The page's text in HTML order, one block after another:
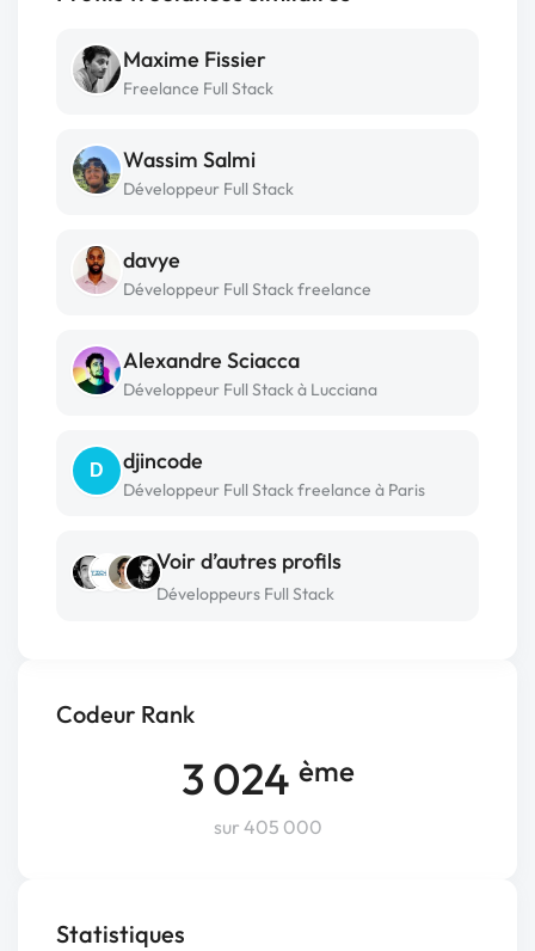
Codeur Rank
3 024 ème
sur 405 000
Statistiques
Maxime Fissier
Freelance Full Stack
Wassim Salmi
Développeur Full Stack
davye
Développeur Full Stack freelance
Alexandre Sciacca
Développeur Full Stack à Lucciana
D djincode
Développeur Full Stack freelance à Paris
Voir d’autres profils
Développeurs Full Stack